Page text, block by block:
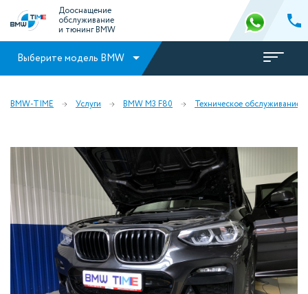
Дооснащение
обслуживание
и тюнинг BMW
Выберите модель BMW
BMW-TIME Услуги BMW M3 F80 Техническое обслуживание